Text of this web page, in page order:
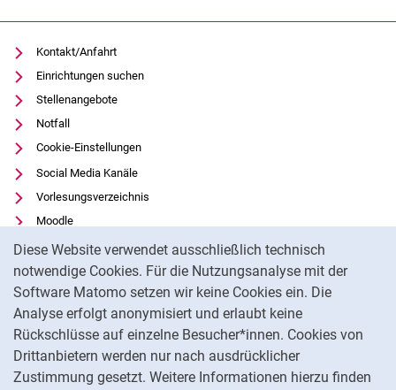
Diese Website verwendet ausschließlich technisch
notwendige Cookies. Für die Nutzungsanalyse mit der
Software Matomo setzen wir keine Cookies ein. Die
Analyse erfolgt anonymisiert und erlaubt keine
Rückschlüsse auf einzelne Besucher*innen. Cookies von
Drittanbietern werden nur nach ausdrücklicher
Zustimmung gesetzt. Weitere Informationen hierzu finden
Kontakt/Anfahrt
Einrichtungen suchen
Stellenangebote
Notfall
Cookie-Einstellungen
Social Media Kanäle
Vorlesungsverzeichnis
Moodle
Panopto
Universitätsbibliothek
Datenschutz
Barrierefreiheit
Transparenter KI-Einsatz